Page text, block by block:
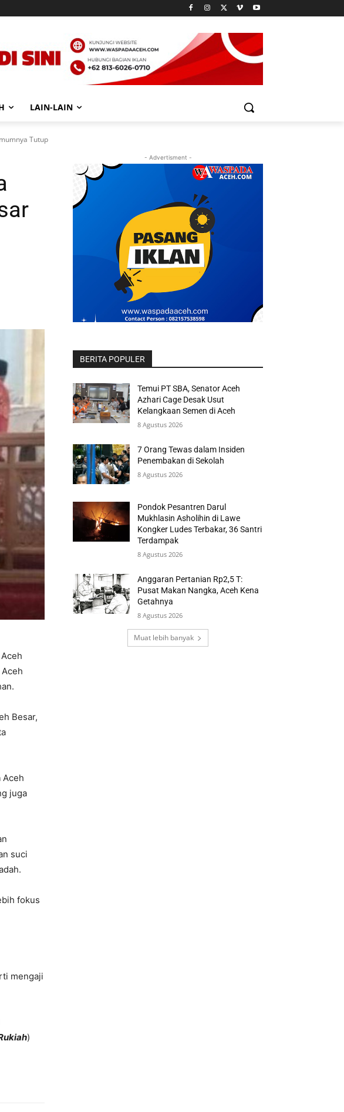
LAIN-LAIN
Tutup
Besar,
Aceh
juga
suci
fokus
mengaji
)
- Advertisment -
BERITA POPULER
Temui PT SBA, Senator Aceh
Azhari Cage Desak Usut
Kelangkaan Semen di Aceh
8 Agustus 2026
7 Orang Tewas dalam Insiden
Penembakan di Sekolah
8 Agustus 2026
Pondok Pesantren Darul
Mukhlasin Asholihin di Lawe
Kongker Ludes Terbakar, 36 Santri
Terdampak
8 Agustus 2026
Anggaran Pertanian Rp2,5 T:
Pusat Makan Nangka, Aceh Kena
Getahnya
8 Agustus 2026
Muat lebih banyak